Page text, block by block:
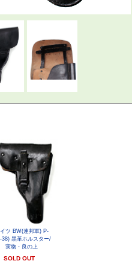
イツ BW(連邦軍) P-
38) 黒革ホルスター/
実物・良の上
SOLD OUT